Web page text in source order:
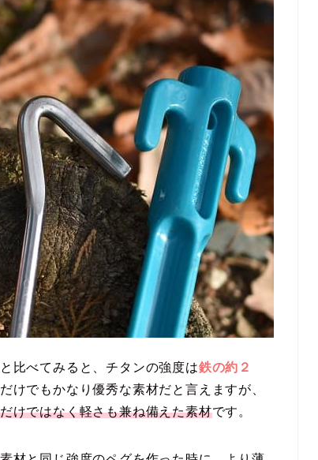
比べてみると、チタンの強度は鉄の約２
けでもかなり優秀な素材だと言えますが、
けではなく軽さも兼ね備えた素材です。